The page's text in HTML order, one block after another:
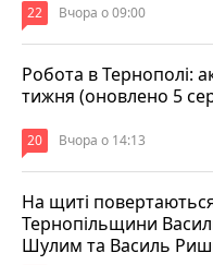
22 Вчора о 09:00
Робота в Тернополі:
тижня (оновлено 5
20 Вчора о 14:13
На щиті
Тернопільщини
Шулим та Василь